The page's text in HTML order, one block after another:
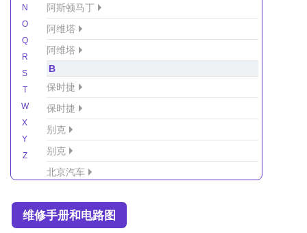
N
O
Q
R
S
T
W
X
Y
Z
阿斯顿马丁
阿维塔
阿维塔
B
保时捷
保时捷
别克
别克
北京汽车
北京越野车
维修手册和电路图